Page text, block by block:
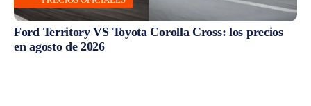
Ford Territory VS Toyota Corolla Cross: los precios
en agosto de 2026